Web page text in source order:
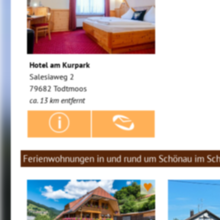
Hotel am Kurpark
Salesiaweg 2
79682 Todtmoos
ca. 13 km entfernt
Ferienwohnungen in und rund um Schönau im
♥